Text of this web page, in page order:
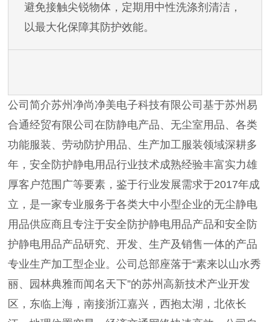
避免接触尖锐物体，定期用中性洗涤剂清洁，
以最大化保障其防护效能。
公司简介苏州净尚净美电子科技有限公司基于苏州易
合通经贸有限公司在防静电产品、无尘室用品、各类
功能服装、劳动防护用品、生产加工服装领域深耕多
年，安全防护静电用品行业技术成熟经验丰富实力雄
厚客户范围广等要素，鉴于行业发展需求于2017年成
立，是一家专业服务于各类大中小型企业的无尘静电
用品供应商且专注于安全防护静电用品产品和安全防
护静电用品产品研究、开发、生产及销售一体的产品
专业生产加工型企业。公司总部座落于“素来以山水秀
丽、园林典雅而闻名天下”的苏州高新技术产业开发
区，东临上海，南接浙江嘉兴，西抱太湖，北依长